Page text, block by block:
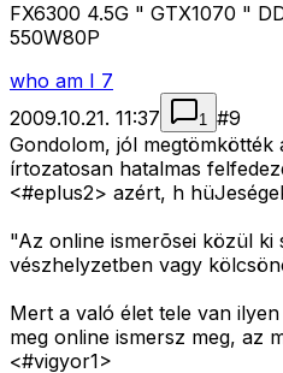
FX6300 4.5G " GTX1070 "
550W80P
who am I 7
2009.10.21. 11:37
1 #9
Gondolom, jól megtömkötték
írtozatosan hatalmas
<#eplus2> azért, h
"Az online ismerõsei közül ki
vészhelyzetben vagy
Mert a való élet tele van
meg online ismersz meg, az
<#vigyor1>